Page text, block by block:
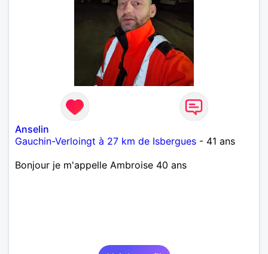
Anselin
Gauchin-Verloingt à 27 km de Isbergues - 41 ans
Bonjour je m'appelle Ambroise 40 ans